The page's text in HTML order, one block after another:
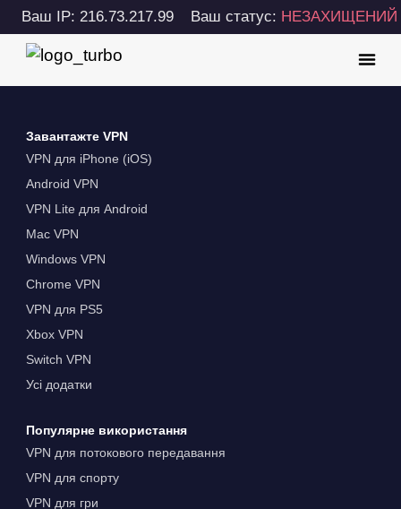
Ваш IP: 216.73.217.99 Ваш статус: НЕЗАХИЩЕНИЙ
Завантажте VPN
VPN для iPhone (iOS)
Android VPN
VPN Lite для Android
Mac VPN
Windows VPN
Chrome VPN
VPN для PS5
Xbox VPN
Switch VPN
Усі додатки
Популярне використання
VPN для потокового передавання
VPN для спорту
VPN для гри